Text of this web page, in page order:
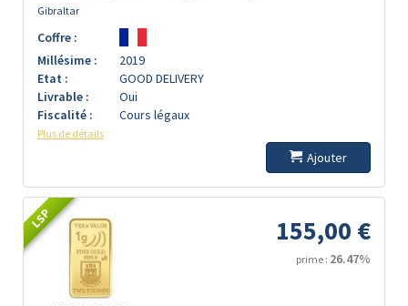
Gibraltar
Coffre :
Millésime :
2019
Etat :
GOOD DELIVERY
Livrable :
Oui
Fiscalité :
Cours légaux
Plus de détails
Ajouter
LSP 155,00 €
prime : 26.47%